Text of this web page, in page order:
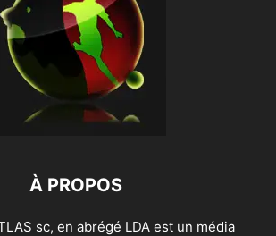
À PROPOS
sc, en abrégé LDA est un média